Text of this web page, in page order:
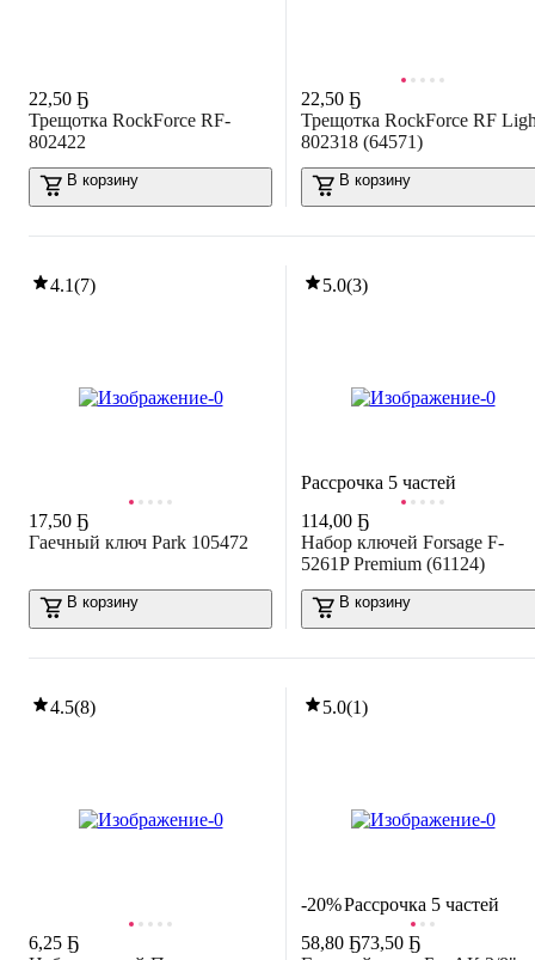
22,50 Ҕ
Трещотка RockForce RF-
802422
В корзину
22,50 Ҕ
Трещотка RockForce RF
802318 (64571)
В корзину
4.1(7)
17,50 Ҕ
Гаечный ключ Park 105472
В корзину
5.0(3)
Рассрочка 5 частей
114,00 Ҕ
Набор ключей Forsage F-
5261P Premium (61124)
В корзину
4.5(8)
6,25 Ҕ
5.0(1)
-20%Рассрочка 5 частей
58,80 Ҕ73,50 Ҕ